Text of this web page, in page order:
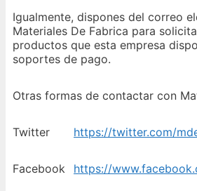
Igualmente, dispones del correo
Materiales De Fabrica para
productos que esta empresa
soportes de pago.
Otras formas de contactar con
Twitter
Facebook